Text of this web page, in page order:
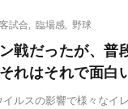
試合 臨場感 野球
戦だったが、普
れはそれで面白
ルスの影響で様々なイ